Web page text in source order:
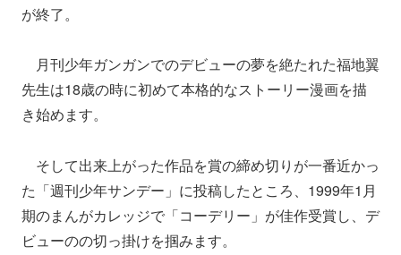
が終了。
月刊少年ガンガンでのデビューの夢を絶たれた福地翼
先生は18歳の時に初めて本格的なストーリー漫画を描
き始めます。
そして出来上がった作品を賞の締め切りが一番近かっ
た「週刊少年サンデー」に投稿したところ、1999年1月
期のまんがカレッジで「コーデリー」が佳作受賞し、デ
ビューのの切っ掛けを掴みます。